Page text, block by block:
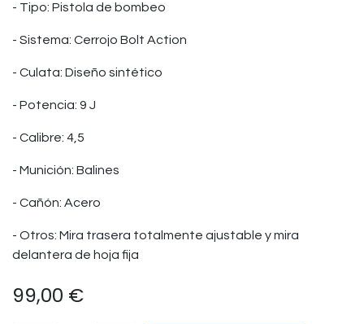
- Tipo: Pistola de bombeo
- Sistema: Cerrojo Bolt Action
- Culata: Diseño sintético
- Potencia: 9 J
- Calibre: 4,5
- Munición: Balines
- Cañón: Acero
- Otros: Mira trasera totalmente ajustable y mira
delantera de hoja fija
99,00 €